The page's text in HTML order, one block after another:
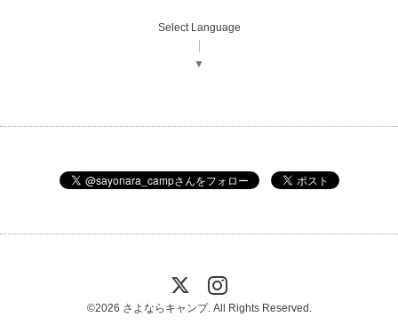
Select Language
▼
©2026 さよならキャンプ. All Rights Reserved.